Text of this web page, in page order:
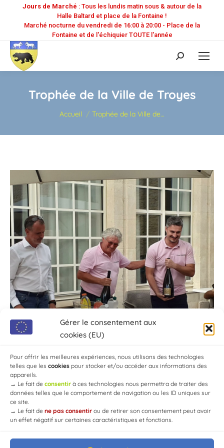
Gérer le consentement aux
cookies (EU)
Pour offrir les meilleures expériences, nous utilisons des technologies
telles que les cookies pour stocker et/ou accéder aux informations des
appareils.
→ Le fait de consentir à ces technologies nous permettra de traiter des
données telles que le comportement de navigation ou les ID uniques sur
ce site.
→ Le fait de ne pas consentir ou de retirer son consentement peut avoir
un effet négatif sur certaines caractéristiques et fonctions.
Jours de Marché : Tous les lundis matin sous & autour de la
Halle Baltard et place de la Fontaine !
Marché nocturne du vendredi de 16:00 à 20:00 - Place de la
Fontaine et de l'échiquier TOUTE l'année
Recherche
:
Trophée de la Ville de Troyes
Vous êtes ici :
Accueil Trophée de la Ville de…